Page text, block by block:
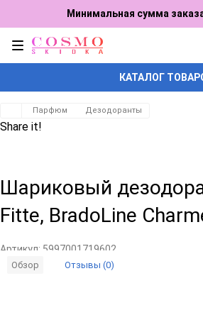
Минимальная сумма
КАТАЛОГ
Парфюм Дезодоранты
Share it!
Шариковый
Fitte, BradoLine
Артикул: 5997001719602
Обзор Отзывы (0)